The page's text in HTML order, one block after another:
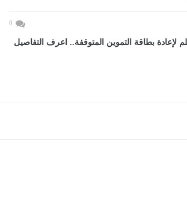
0
لإعادة بطاقة التموين المتوقفة.. اعرف التفاصيل